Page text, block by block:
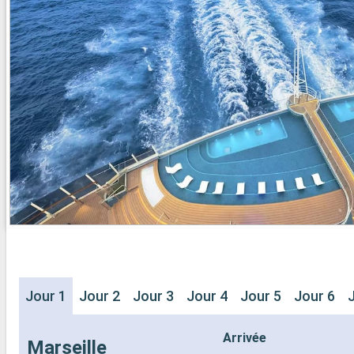
- Activités et divertissements pour
adultes, enfants et bébés
- Activités récréatives pour enfants
SERVICES
- Personnel qualifié multilingue
AUTRES PRIVILÈGES
- Points MSC Voyagers Club
- 20% de
prépayé
SPORT ET
-
Broadway
- Espace
-
- Salle de
panoramique
- Activités
adultes,
- Activités
SERVICES
- Personnel
Jour 1 Jour 2 Jour 3 Jour 4 Jour 5 Jour 6
Marseille
Arrivée